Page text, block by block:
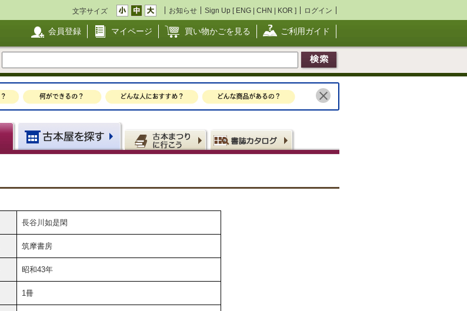
文字サイズ お知らせ Sign Up [ ENG | CHN | KOR ] ログイン
会員登録 マイページ 買い物かごを見る ご利用ガイド
長谷川如是閑
筑摩書房
昭和43年
1冊